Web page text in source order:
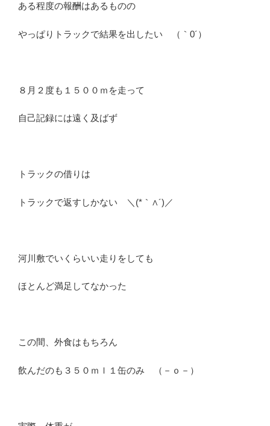
ある程度の報酬はあるものの
やっぱりトラックで結果を出したい （｀0´）
８月２度も１５００ｍを走って
自己記録には遠く及ばず
トラックの借りは
トラックで返すしかない ＼(*｀∧´)／
河川敷でいくらいい走りをしても
ほとんど満足してなかった
この間、外食はもちろん
飲んだのも３５０ｍｌ１缶のみ （－ｏ－）